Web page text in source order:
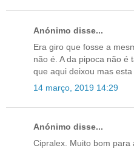
Anónimo disse...
Era giro que fosse a
não é. A da pipoca não é
que aqui deixou mas
14 março, 2019 14:29
Anónimo disse...
Cipralex. Muito bom para